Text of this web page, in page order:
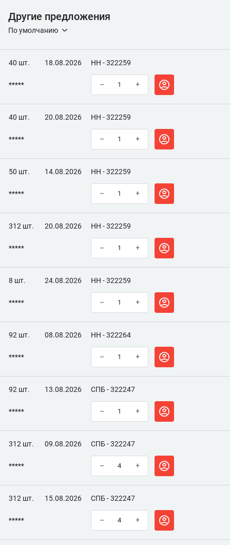
Другие предложения
По умолчанию
40 шт. 18.08.2026 НН - 322259
***** – +
40 шт. 20.08.2026 НН - 322259
***** – +
50 шт. 14.08.2026 НН - 322259
***** – +
312 шт. 20.08.2026 НН - 322259
***** – +
8 шт. 24.08.2026 НН - 322259
***** – +
92 шт. 08.08.2026 НН - 322264
***** – +
92 шт. 13.08.2026 СПБ - 322247
***** – +
312 шт. 09.08.2026 СПБ - 322247
***** – +
312 шт. 15.08.2026 СПБ - 322247
***** – +